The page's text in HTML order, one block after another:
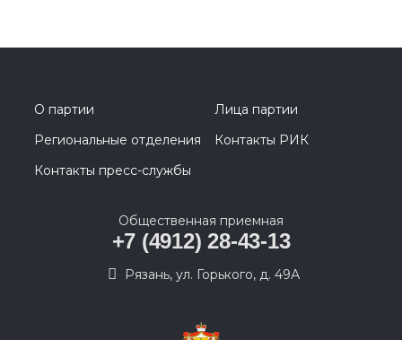
О партии
Лица партии
Региональные отделения
Контакты РИК
Контакты пресс-службы
Общественная приемная
+7 (4912) 28-43-13
Рязань, ул. Горького, д. 49А